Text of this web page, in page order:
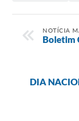
NOTÍCIA
Boletim
DIA